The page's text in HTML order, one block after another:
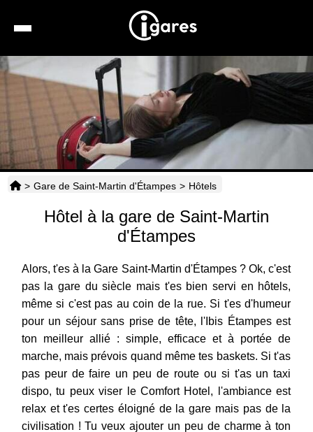
Location de voiture
Hôtels
Taxis
Transports
> Gare de Saint-Martin d'Étampes > Hôtels
Hôtel à la gare de Saint-Martin
d'Étampes
Alors, t'es à la Gare Saint-Martin d'Étampes ? Ok, c'est
pas la gare du siècle mais t'es bien servi en hôtels,
même si c'est pas au coin de la rue. Si t'es d'humeur
pour un séjour sans prise de tête, l'Ibis Étampes est
ton meilleur allié : simple, efficace et à portée de
marche, mais prévois quand même tes baskets. Si t'as
pas peur de faire un peu de route ou si t'as un taxi
dispo, tu peux viser le Comfort Hotel, l'ambiance est
relax et t'es certes éloigné de la gare mais pas de la
civilisation ! Tu veux ajouter un peu de charme à ton